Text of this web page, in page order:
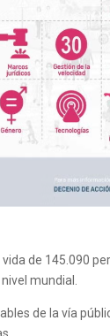
de 145.090
mundial.
de la vía